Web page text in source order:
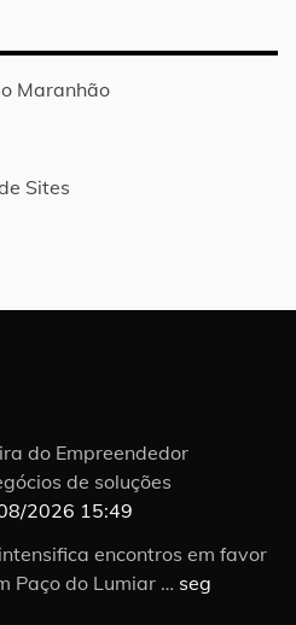
Maranhão
Sites
do Empreendedor
de soluções
2026 15:49
encontros em favor
Paço do Lumiar … seg